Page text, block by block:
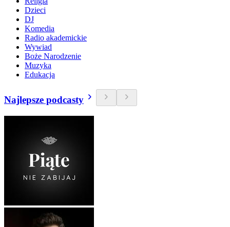
Dzieci
DJ
Komedia
Radio akademickie
Wywiad
Boże Narodzenie
Muzyka
Edukacja
Najlepsze podcasty